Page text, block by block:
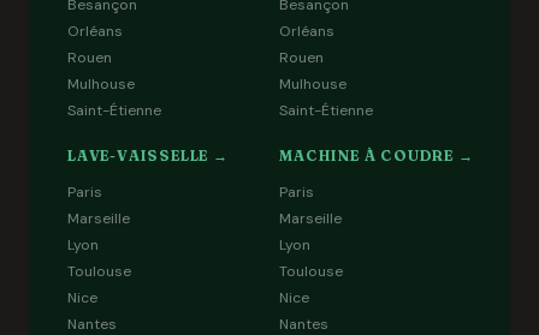
Besançon
Orléans
Rouen
Mulhouse
Saint-Étienne
Besançon
Orléans
Rouen
Mulhouse
Saint-Étienne
LAVE-VAISSELLE →
Paris
Marseille
Lyon
Toulouse
Nice
Nantes
MACHINE À COUDRE →
Paris
Marseille
Lyon
Toulouse
Nice
Nantes